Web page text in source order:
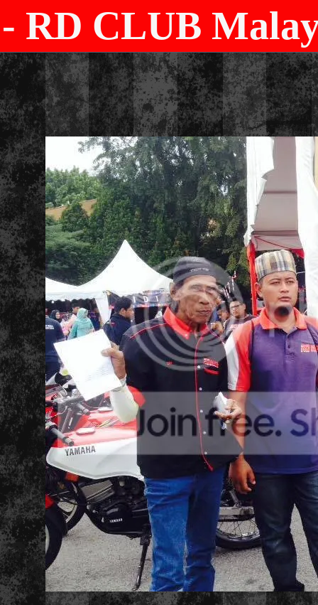
- RD CLUB